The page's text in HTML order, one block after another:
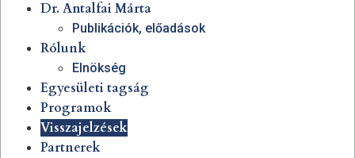
Dr. Antalfai Márta
Publikációk, előadások
Rólunk
Elnökség
Egyesületi tagság
Programok
Visszajelzések
Partnerek